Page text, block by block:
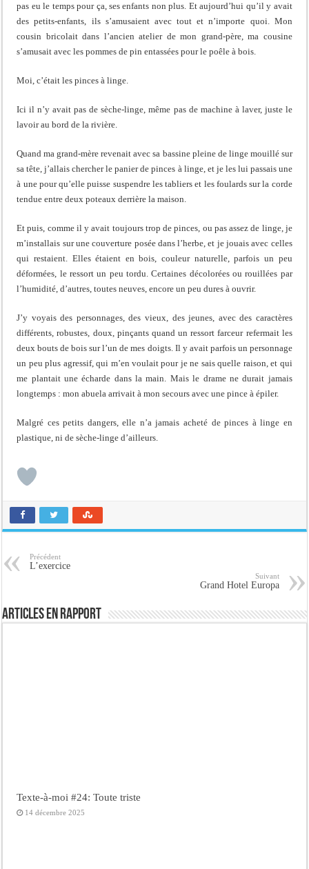
pas eu le temps pour ça, ses enfants non plus. Et aujourd’hui qu’il y avait
des petits-enfants, ils s’amusaient avec tout et n’importe quoi. Mon
cousin bricolait dans l’ancien atelier de mon grand-père, ma cousine
s’amusait avec les pommes de pin entassées pour le poêle à bois.
Moi, c’était les pinces à linge.
Ici il n’y avait pas de sèche-linge, même pas de machine à laver, juste le
lavoir au bord de la rivière.
Quand ma grand-mère revenait avec sa bassine pleine de linge mouillé sur
sa tête, j’allais chercher le panier de pinces à linge, et je les lui passais une
à une pour qu’elle puisse suspendre les tabliers et les foulards sur la corde
tendue entre deux poteaux derrière la maison.
Et puis, comme il y avait toujours trop de pinces, ou pas assez de linge, je
m’installais sur une couverture posée dans l’herbe, et je jouais avec celles
qui restaient. Elles étaient en bois, couleur naturelle, parfois un peu
déformées, le ressort un peu tordu. Certaines décolorées ou rouillées par
l’humidité, d’autres, toutes neuves, encore un peu dures à ouvrir.
J’y voyais des personnages, des vieux, des jeunes, avec des caractères
différents, robustes, doux, pinçants quand un ressort farceur refermait les
deux bouts de bois sur l’un de mes doigts. Il y avait parfois un personnage
un peu plus agressif, qui m’en voulait pour je ne sais quelle raison, et qui
me plantait une écharde dans la main. Mais le drame ne durait jamais
longtemps : mon abuela arrivait à mon secours avec une pince à épiler.
Malgré ces petits dangers, elle n’a jamais acheté de pinces à linge en
plastique, ni de sèche-linge d’ailleurs.
Précédent
L’exercice
Suivant
Grand Hotel Europa
Articles en rapport
Texte-à-moi #24: Toute triste
14 décembre 2025